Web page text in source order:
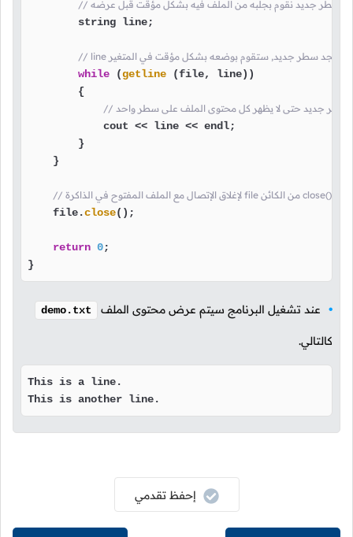
كل سطر جديد نقوم بجلبه من الملف فيه بشكل مؤقت قبل عرضه
        string line;
while (getline (file, line))
        {
سطر جديد حتى لا يظهر كل محتوى الملف على سطر واحد
            cout << line << endl;
        }
    }
    file.
close();
return 0;
}
عند تشغيل البرنامج سيتم عرض محتوى الملف demo.txt
كالتالي.
This is a line.
This is another line.
إحفظ تقدمي